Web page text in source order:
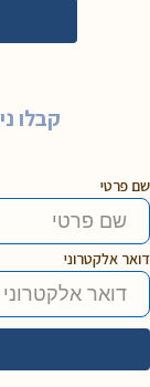
קבלו
שם פרטי
דואר אלקטרוני